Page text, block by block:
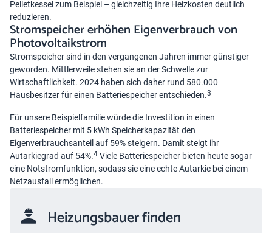
Pelletkessel zum Beispiel – gleichzeitig Ihre Heizkosten deutlich
reduzieren.
Stromspeicher erhöhen Eigenverbrauch von
Photovoltaikstrom
Stromspeicher sind in den vergangenen Jahren immer günstiger
geworden. Mittlerweile stehen sie an der Schwelle zur
Wirtschaftlichkeit. 2024 haben sich daher rund 580.000
Hausbesitzer für einen Batteriespeicher entschieden.3
Für unsere Beispielfamilie würde die Investition in einen
Batteriespeicher mit 5 kWh Speicherkapazität den
Eigenverbrauchsanteil auf 59% steigern. Damit steigt ihr
Autarkiegrad auf 54%.4 Viele Batteriespeicher bieten heute sogar
eine Notstromfunktion, sodass sie eine echte Autarkie bei einem
Netzausfall ermöglichen.
Heizungsbauer finden